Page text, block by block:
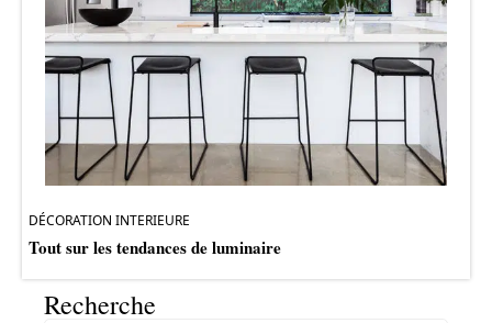
DÉCORATION INTERIEURE
Tout sur les tendances de luminaire
Recherche